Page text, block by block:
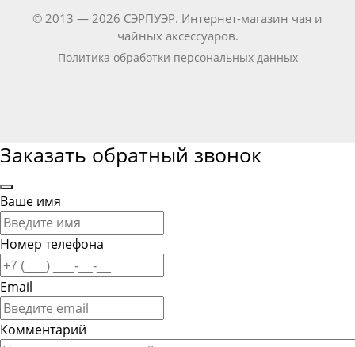
© 2013 — 2026 СЭРПУЭР. Интернет-магазин чая и
чайных аксессуаров.
Политика обработки персональных данных
Заказать обратный звонок
Ваше имя
Номер телефона
Email
Комментарий